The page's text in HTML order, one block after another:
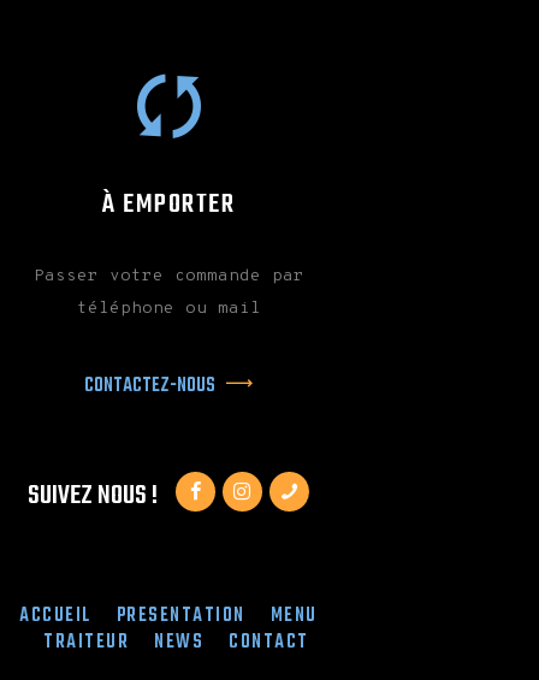
À EMPORTER
Passer votre commande par
téléphone ou mail
CONTACTEZ-NOUS
SUIVEZ NOUS !
ACCUEIL PRESENTATION
MENU
TRAITEUR
NEWS CONTACT